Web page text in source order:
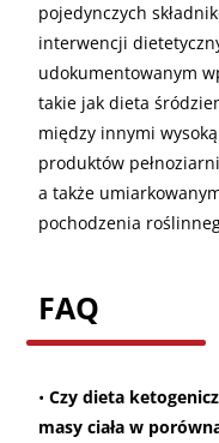
pojedynczych
interwencji
udokumentowanym
takie jak dieta
między innymi
produktów
a także
pochodzenia
FAQ
• Czy dieta
masy ciała w